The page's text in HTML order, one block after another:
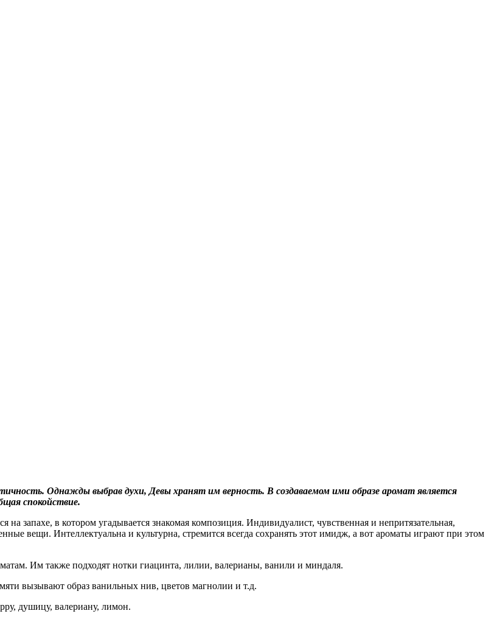
Однажды выбрав духи, Девы хранят им верность. В создаваемом ими образе аромат является
спокойствие.
запахе, в котором угадывается знакомая композиция. Индивидуалист, чувственная и непритязательная,
вещи. Интеллектуальна и культурна, стремится всегда сохранять этот имидж, а вот ароматы играют при этом
Им также подходят нотки гиацинта, лилии, валерианы, ванили и миндаля.
вызывают образ ванильных нив, цветов магнолии и т.д.
душицу, валериану, лимон.